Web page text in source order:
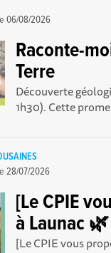
06/08/2026
Raconte-
Terre
Découverte
1h30). Cette
28/07/2026
[Le CPIE
à Launac 🌿
[Le CPIE vous